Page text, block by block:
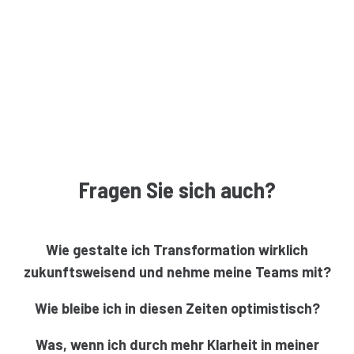
Fragen Sie sich auch?
Wie gestalte ich Transformation wirklich
zukunftsweisend und nehme meine Teams mit?
Wie bleibe ich in diesen Zeiten optimistisch?
Was, wenn ich durch mehr Klarheit in meiner